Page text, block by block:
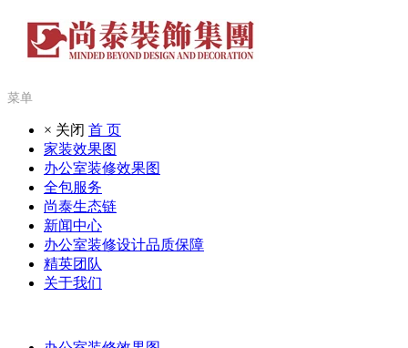
菜单
× 关闭 首 页
家装效果图
办公室装修效果图
全包服务
尚泰生态链
新闻中心
办公室装修设计品质保障
精英团队
关于我们